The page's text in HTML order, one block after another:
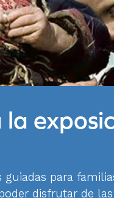
guiadas para
disfrutar de